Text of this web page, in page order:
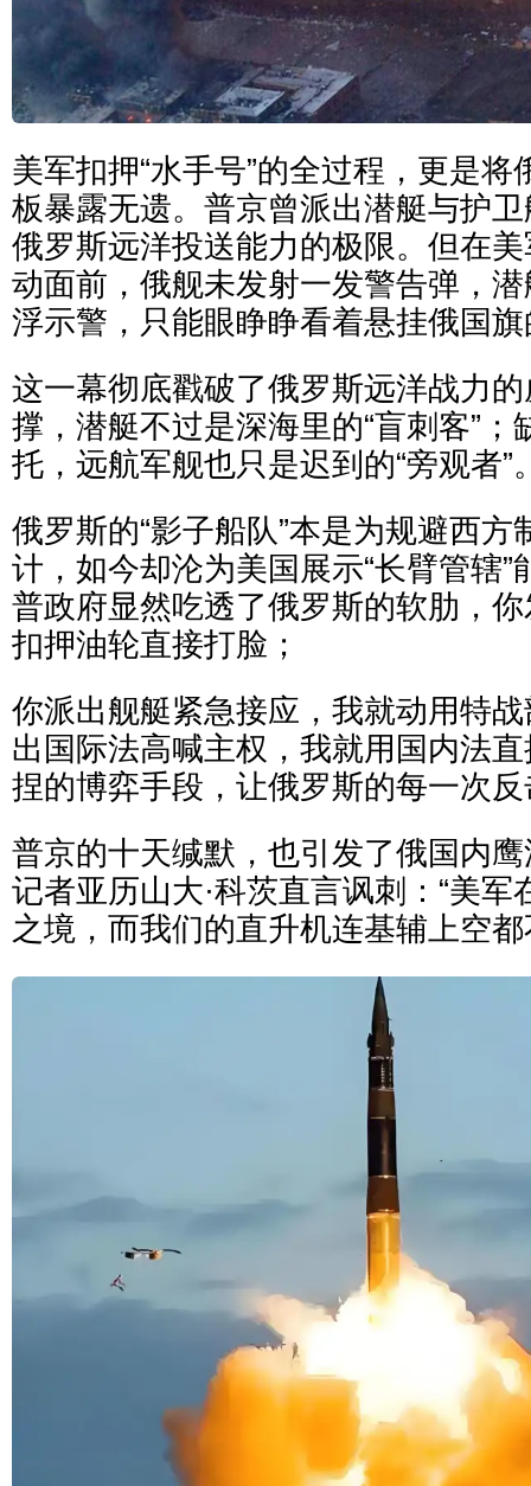
美军扣押“水手号”的全过程，更是
板暴露无遗。普京曾派出潜艇与护
俄罗斯远洋投送能力的极限。但在
动面前，俄舰未发射一发警告弹，
浮示警，只能眼睁睁看着悬挂俄国
这一幕彻底戳破了俄罗斯远洋战力
撑，潜艇不过是深海里的“盲刺客”
托，远航军舰也只是迟到的“旁观者”
俄罗斯的“影子船队”本是为规避西方
计，如今却沦为美国展示“长臂管辖
普政府显然吃透了俄罗斯的软肋，
扣押油轮直接打脸；
你派出舰艇紧急接应，我就动用特
出国际法高喊主权，我就用国内法
捏的博弈手段，让俄罗斯的每一次
普京的十天缄默，也引发了俄国内
记者亚历山大·科茨直言讽刺：“美
之境，而我们的直升机连基辅上空都